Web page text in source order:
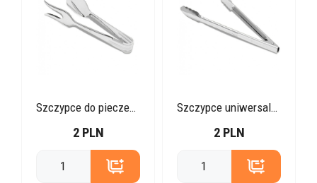
Szczypce do pieczeni 21 cm
2 PLN
Szczypce uniwersalne 24, 30 i 40 cm
2 PLN